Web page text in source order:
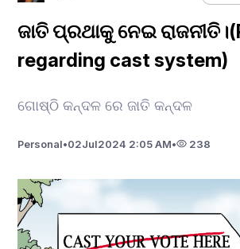
ଜାତି ପ୍ରଥାକୁ ନେଇ
regarding cast system)
ଗୋଷ୍ଠି କନ୍ଦଳ ରେ ଜାତି କନ୍ଦଳ
Personal•02Jul2024 2:05 AM• 238